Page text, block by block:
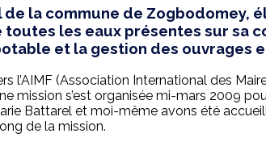
la commune de Zogbodomey,
les eaux présentes sur sa
et la gestion des ouvrages
l’AIMF (Association International des
mission s’est organisée mi-mars 2009
Battarel et moi-même avons été
de la mission.